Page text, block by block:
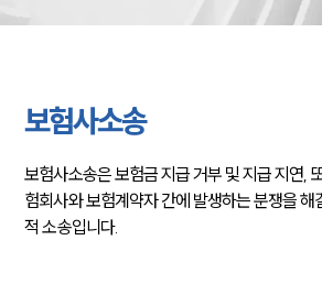
보험사소송
보험사소송은 보험금 지급 거부 및 지급 지연,
험회사와 보험계약자 간에 발생하는 분쟁을 해
적 소송입니다.